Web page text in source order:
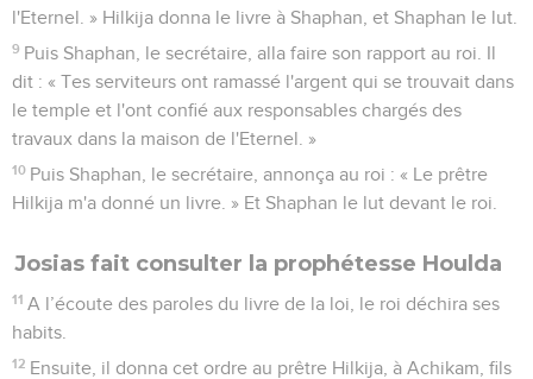
l'Eternel. » Hilkija donna le livre à Shaphan, et Shaphan le lut.
9 Puis Shaphan, le secrétaire, alla faire son rapport au roi. Il
dit : « Tes serviteurs ont ramassé l'argent qui se trouvait dans
le temple et l'ont confié aux responsables chargés des
travaux dans la maison de l'Eternel. »
10 Puis Shaphan, le secrétaire, annonça au roi : « Le prêtre
Hilkija m'a donné un livre. » Et Shaphan le lut devant le roi.
Josias fait consulter la prophétesse Houlda
11 A l’écoute des paroles du livre de la loi, le roi déchira ses
habits.
12 Ensuite, il donna cet ordre au prêtre Hilkija, à Achikam, fils